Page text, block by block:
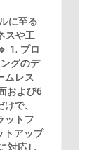
に至る
スや工
1. プロ
グのデ
ムレス
および6
で、
ットフ
トアップ
対応し